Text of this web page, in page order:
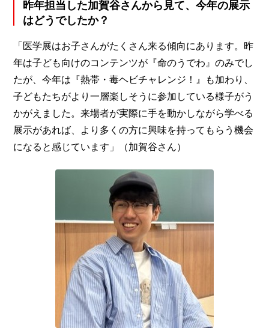
昨年担当した加賀谷さんから見て、今年の展示
はどうでしたか？
「医学展はお子さんがたくさん来る傾向にあります。昨
年は子ども向けのコンテンツが『命のうでわ』のみでし
たが、今年は『熱帯・毒ヘビチャレンジ！』も加わり、
子どもたちがより一層楽しそうに参加している様子がう
かがえました。来場者が実際に手を動かしながら学べる
展示があれば、より多くの方に興味を持ってもらう機会
になると感じています」（加賀谷さん）